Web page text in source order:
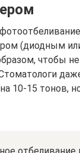
(диодным
чтобы
10-15 тонов,